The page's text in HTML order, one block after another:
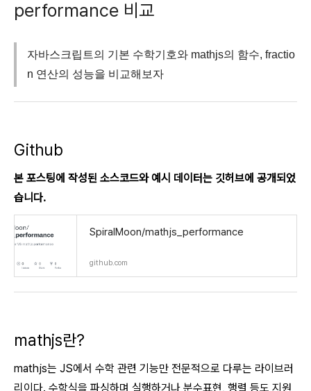
performance 비교
자바스크립트의 기본 수학기호와 mathjs의 함수, fractio
n 연산의 성능을 비교해보자
Github
본 포스팅에 작성된 소스코드와 예시 데이터는 깃허브에 공개되었
습니다.
SpiralMoon/mathjs_performance
github.com
mathjs란?
mathjs는 JS에서 수학 관련 기능만 전문적으로 다루는 라이브러
리이다. 수학식을 파싱하며 실행하거나 분수표현, 행렬 등도 지원